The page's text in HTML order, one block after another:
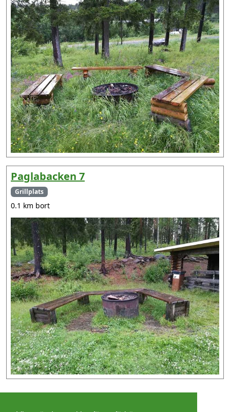
Paglabacken 7
Grillplats
0.1 km bort